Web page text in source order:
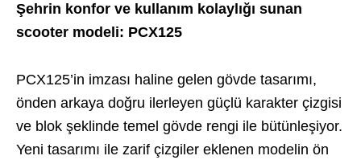
Şehrin konfor ve kullanım kolaylığı sunan
scooter modeli: PCX125
PCX125’in imzası haline gelen gövde tasarımı,
önden arkaya doğru ilerleyen güçlü karakter çizgisi
ve blok şeklinde temel gövde rengi ile bütünleşiyor.
Yeni tasarımı ile zarif çizgiler eklenen modelin ön